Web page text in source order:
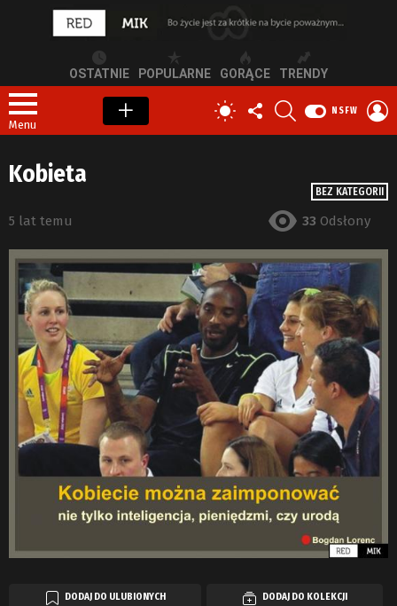
OSTATNIE POPULARNE GORĄCE TRENDY
Menu
PRZEŁĄCZ
SKÓRKĘ
OBSERWUJ
NAS
NSFW
BEZ KATEGORII
Kobieta
5 lat temu 33 Odsłony
DODAJ DO ULUBIONYCH DODAJ DO KOLEKCJI